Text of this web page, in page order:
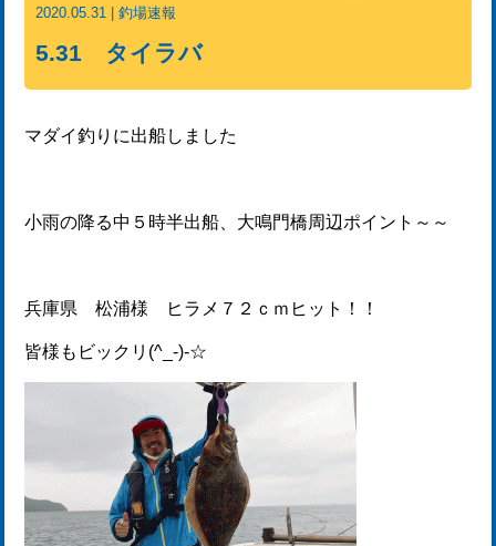
2020.05.31 | 釣場速報
5.31 タイラバ
マダイ釣りに出船しました
小雨の降る中５時半出船、大鳴門橋周辺ポイント～～
兵庫県 松浦様 ヒラメ７２ｃｍヒット！！
皆様もビックリ(^_-)-☆